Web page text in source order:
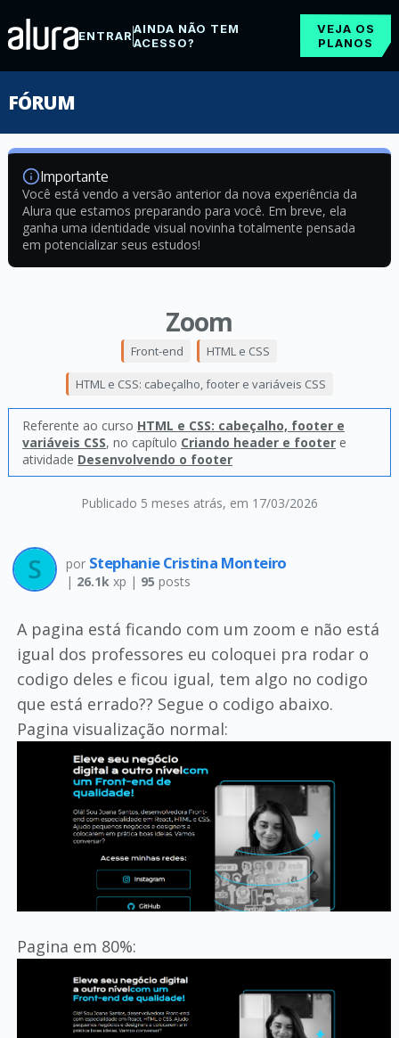
ENTRARAINDA NÃO TEM
ACESSO?
VEJA OS
PLANOS
FÓRUM
Importante
Você está vendo a versão anterior da nova experiência da
Alura que estamos preparando para você. Em breve, ela
ganha uma identidade visual novinha totalmente pensada
em potencializar seus estudos!
Zoom
Publicado 5 meses atrás, em 17/03/2026
Front-end HTML e CSS
HTML e CSS: cabeçalho, footer e variáveis CSS
Referente ao curso HTML e CSS: cabeçalho, footer e
variáveis CSS, no capítulo Criando header e footere
atividade Desenvolvendo o footer
por Stephanie Cristina Monteiro
| 26.1kxp | 95 posts
A pagina está ficando com um zoom e não está
igual dos professores eu coloquei pra rodar o
codigo deles e ficou igual, tem algo no codigo
que está errado?? Segue o codigo abaixo.
Pagina visualização normal:
Pagina em 80%: